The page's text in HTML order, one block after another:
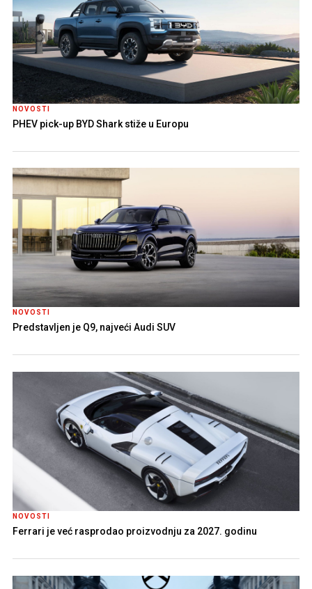
NOVOSTI
PHEV pick-up BYD Shark stiže u Europu
NOVOSTI
Predstavljen je Q9, najveći Audi SUV
NOVOSTI
Ferrari je već rasprodao proizvodnju za 2027. godinu